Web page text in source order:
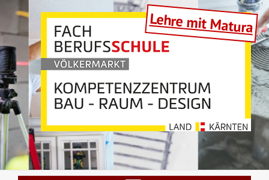
content
Lehre mit Matura